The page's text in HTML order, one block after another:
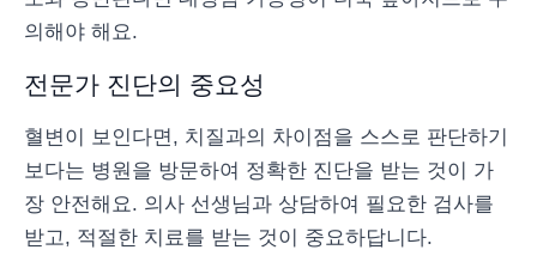
의해야 해요.
전문가 진단의 중요성
혈변이 보인다면, 치질과의 차이점을 스스로 판단하기
보다는 병원을 방문하여 정확한 진단을 받는 것이 가
장 안전해요. 의사 선생님과 상담하여 필요한 검사를
받고, 적절한 치료를 받는 것이 중요하답니다.